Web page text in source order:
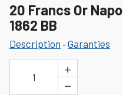
20 Francs Or
1862 BB
Description -Garanties
1
+
−